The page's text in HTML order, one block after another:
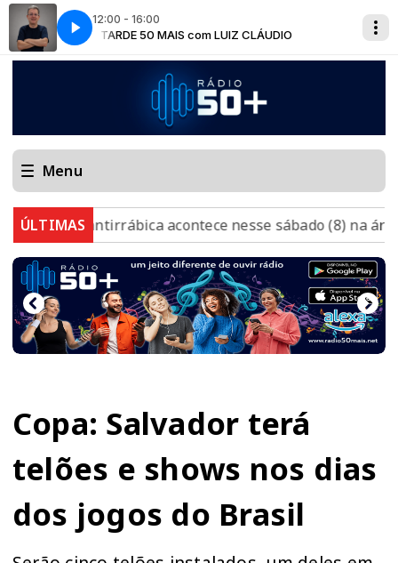
12:00 - 16:00
TARDE 50 MAIS com LUIZ CLÁUDIO
50 MAIS - HITS com CLÉIA SOUZA
Menu
ÚLTIMAS
antirrábica acontece nesse sábado (8) na área
Copa: Salvador terá
telões e shows nos dias
dos jogos do Brasil